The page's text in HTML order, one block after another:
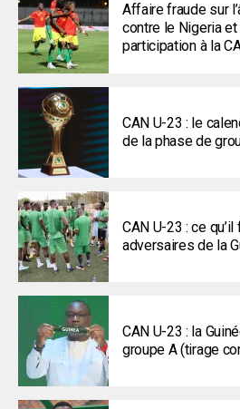
Affaire fraude sur
contre le Nigeria
participation à la
CAN U-23 : le
de la phase de
CAN U-23 : ce
adversaires de la
CAN U-23 : la
groupe A (tirage